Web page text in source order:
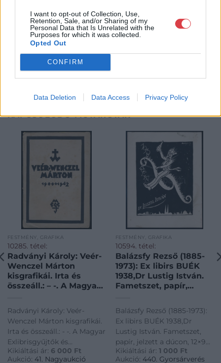
I want to opt-out of Collection, Use,
Retention, Sale, and/or Sharing of my
Personal Data that Is Unrelated with the
Purposes for which it was collected.
Opted Out
CONFIRM
Data Deletion Data Access Privacy Policy
GALÉRIA TOVÁBBI MŰTÁRGYAI
KAPCSOLÓDÓ MŰTÁRGYAK
FESTMÉNY, GRAFIKA
10285. tétel:
Radványi Károly: Veér-
Wenczel Márton
kisgrafikái. Irta és
összeáll.: – -. A Magyar
Egyesülete XV.
kiadványa. Nagyvárad,
1942, MEGE,(Kálvin-
ny.),1 (felragasztott
fénykép) t.+4 p.+10
Radványi Károly: Veér-
Wenczel Márton kisgrafikái.
Irta és összeáll.: - -. A Magyar
Exlibrisgyűjtők és
Grafikabarátok Egyesülete
Kikiáltási ár: 6 000 Ft
Aukció: 41. Nagyaukció
FESTMÉNY, GRAFIKA
10594. tétel:
Balázsfy Rezső (1885-
1973): Ex libirs BUÉK
1938,Dr Lustig István.
Fametszet, papír,
Balázsfy Rezső (1885-1973):
Ex libirs BUÉK 1938,Dr
Lustig István. Fametszet,
papír, jelzett a dúcon, 12×9
cm<a
Kikiáltási ár: 1 000 Ft
Aukció: 440. Gyorsárverés